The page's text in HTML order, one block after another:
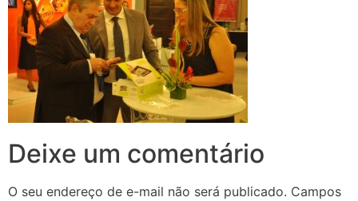
Deixe um comentário
O seu endereço de e-mail não será publicado. Campos